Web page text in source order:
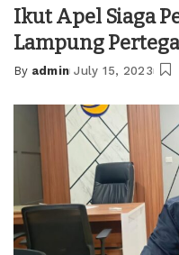
Ikut Apel Siaga
Lampung
Posted
By admin July 15, 2023